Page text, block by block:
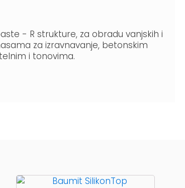
- R strukture, za obradu vanjskih i
za izravnavanje, betonskim
i tonovima.